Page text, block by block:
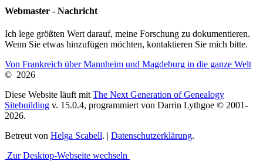
Webmaster - Nachricht
Ich lege größten Wert darauf, meine Forschung zu dokumentieren.
Wenn Sie etwas hinzufügen möchten, kontaktieren Sie mich bitte.
Von Frankreich über Mannheim und Magdeburg in die ganze Welt
© 2026
Diese Website läuft mitThe Next Generation of Genealogy
Sitebuilding v. 15.0.4, programmiert von Darrin Lythgoe © 2001-
2026.
Betreut von Helga Scabell. | Datenschutzerklärung.
Zur Desktop-Webseite wechseln